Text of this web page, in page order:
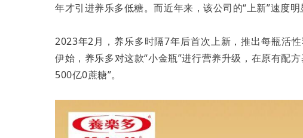
年才引进养乐多低糖。而近年来，该公司的“上新”速度明
2023年2月，养乐多时隔7年后首次上新，推出每瓶活
伊始，养乐多对这款“小金瓶”进行营养升级，在原有配
500亿0蔗糖”。